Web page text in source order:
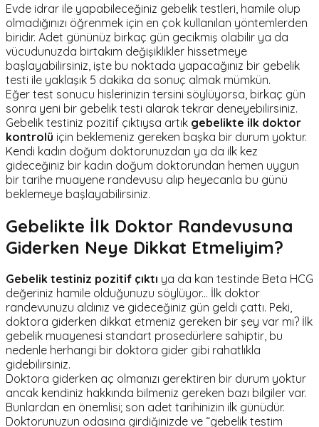
Evde idrar ile yapabileceğiniz gebelik testleri, hamile olup
olmadığınızı öğrenmek için en çok kullanılan yöntemlerden
biridir. Adet gününüz birkaç gün gecikmiş olabilir ya da
vücudunuzda birtakım değişiklikler hissetmeye
başlayabilirsiniz, işte bu noktada yapacağınız bir gebelik
testi ile yaklaşık 5 dakika da sonuç almak mümkün.
Eğer test sonucu hislerinizin tersini söylüyorsa, birkaç gün
sonra yeni bir gebelik testi alarak tekrar deneyebilirsiniz.
Gebelik testiniz pozitif çıktıysa artık gebelikte ilk doktor
kontrolü için beklemeniz gereken başka bir durum yoktur.
Kendi kadın doğum doktorunuzdan ya da ilk kez
gideceğiniz bir kadın doğum doktorundan hemen uygun
bir tarihe muayene randevusu alıp heyecanla bu günü
beklemeye başlayabilirsiniz.
Gebelikte İlk Doktor Randevusuna
Giderken Neye Dikkat Etmeliyim?
Gebelik testiniz pozitif çıktı ya da kan testinde Beta HCG
değeriniz hamile olduğunuzu söylüyor... İlk doktor
randevunuzu aldınız ve gideceğiniz gün geldi çattı. Peki,
doktora giderken dikkat etmeniz gereken bir şey var mı? İlk
gebelik muayenesi standart prosedürlere sahiptir, bu
nedenle herhangi bir doktora gider gibi rahatlıkla
gidebilirsiniz.
Doktora giderken aç olmanızı gerektiren bir durum yoktur
ancak kendiniz hakkında bilmeniz gereken bazı bilgiler var.
Bunlardan en önemlisi; son adet tarihinizin ilk günüdür.
Doktorunuzun odasına girdiğinizde ve “gebelik testim